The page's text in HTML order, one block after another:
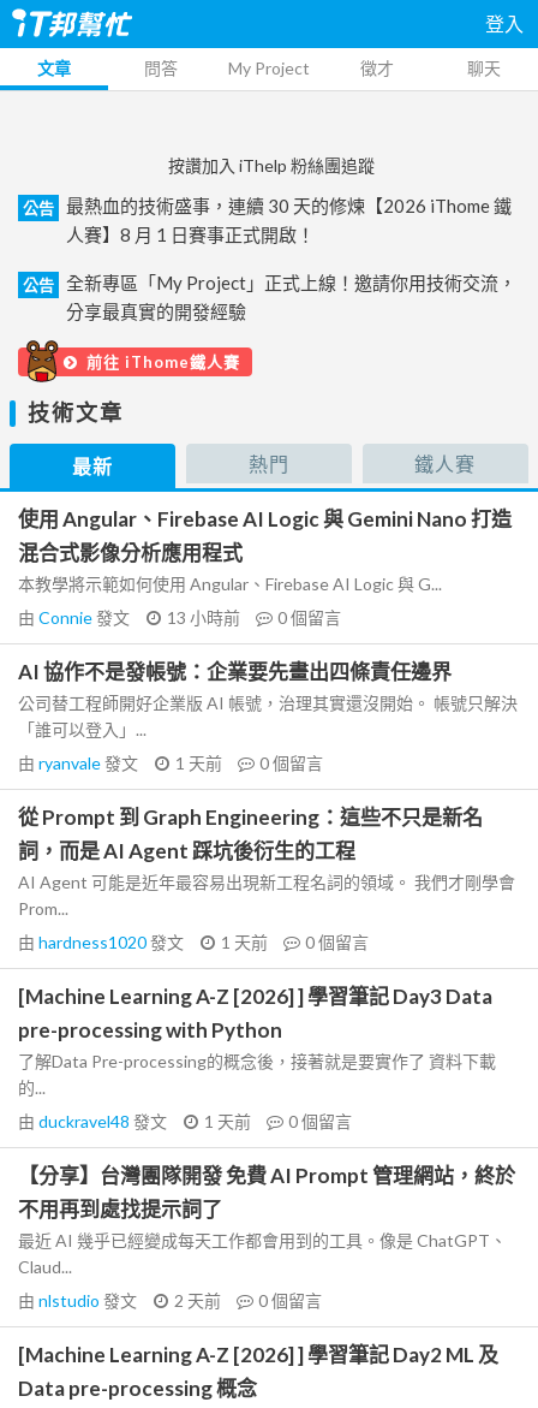
登入
文章 問答 My Project 徵才 聊天
按讚加入 iThelp 粉絲團追蹤
公告
最熱血的技術盛事，連續 30 天的修煉【2026 iThome 鐵
人賽】8 月 1 日賽事正式開啟！
公告
全新專區「My Project」正式上線！邀請你用技術交流，
分享最真實的開發經驗
前往 iThome鐵人賽
技術文章
最新 熱門 鐵人賽
使用 Angular、Firebase AI Logic 與 Gemini Nano 打造
混合式影像分析應用程式
本教學將示範如何使用 Angular、Firebase AI Logic 與 G...
由 Connie發文 13 小時前 0個留言
AI 協作不是發帳號：企業要先畫出四條責任邊界
公司替工程師開好企業版 AI 帳號，治理其實還沒開始。 帳號只解決
「誰可以登入」...
由 ryanvale發文 1 天前 0個留言
從 Prompt 到 Graph Engineering：這些不只是新名
詞，而是 AI Agent 踩坑後衍生的工程
AI Agent 可能是近年最容易出現新工程名詞的領域。 我們才剛學會
Prom...
由 hardness1020發文 1 天前 0個留言
[Machine Learning A-Z [2026] ] 學習筆記 Day3 Data
pre-processing with Python
了解Data Pre-processing的概念後，接著就是要實作了 資料下載
的...
由 duckravel48 發文 1 天前 0個留言
【分享】台灣團隊開發 免費 AI Prompt 管理網站，終於
不用再到處找提示詞了
最近 AI 幾乎已經變成每天工作都會用到的工具。像是 ChatGPT、
Claud...
由 nlstudio 發文 2 天前 0個留言
[Machine Learning A-Z [2026] ] 學習筆記 Day2 ML 及
Data pre-processing 概念